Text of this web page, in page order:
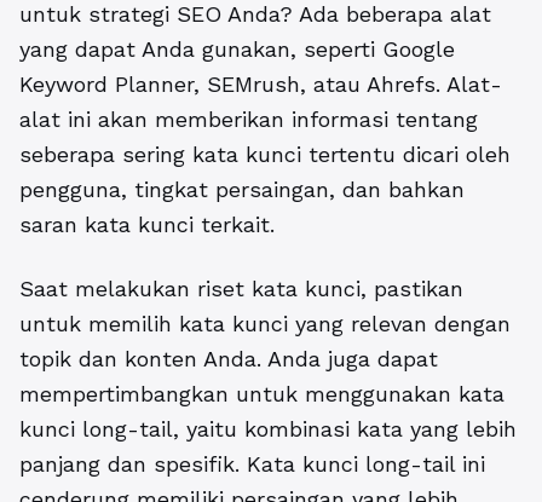
untuk strategi SEO Anda? Ada beberapa alat
yang dapat Anda gunakan, seperti Google
Keyword Planner, SEMrush, atau Ahrefs. Alat-
alat ini akan memberikan informasi tentang
seberapa sering kata kunci tertentu dicari oleh
pengguna, tingkat persaingan, dan bahkan
saran kata kunci terkait.
Saat melakukan riset kata kunci, pastikan
untuk memilih kata kunci yang relevan dengan
topik dan konten Anda. Anda juga dapat
mempertimbangkan untuk menggunakan kata
kunci long-tail, yaitu kombinasi kata yang lebih
panjang dan spesifik. Kata kunci long-tail ini